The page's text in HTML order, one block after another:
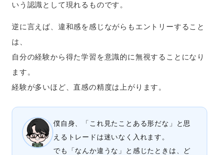
いう認識として現れるものです。
逆に言えば、違和感を感じながらもエントリーすること
は、
自分の経験から得た学習を意識的に無視することになり
ます。
経験が多いほど、直感の精度は上がります。
僕自身、「これ見たことある形だな」と思
えるトレードは迷いなく入れます。
でも「なんか違うな」と感じたときは、ど